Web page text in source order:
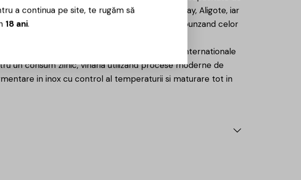
: Cabernet, Merlot, Pinot Noir, Chardonnay, Aligote, iar
ISO 9001 si 2200, laboratorul cramei corespunzand celor
cu un portofoliu clar, dominat de soiuri internationale
un consum zilnic, vinaria utilizand procese moderne de
in inox cu control al temperaturii si maturare tot in
a continua pe site, te rugăm să
18 ani.